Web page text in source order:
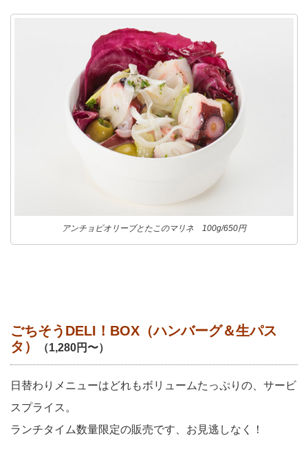
アンチョビオリーブとたこのマリネ 100g/650円
ごちそうDELI！BOX（ハンバーグ＆生パス
タ）
（1,280円〜）
日替わりメニューはどれもボリュームたっぷりの、サービ
スプライス。
ランチタイム数量限定の販売です、お見逃しなく！